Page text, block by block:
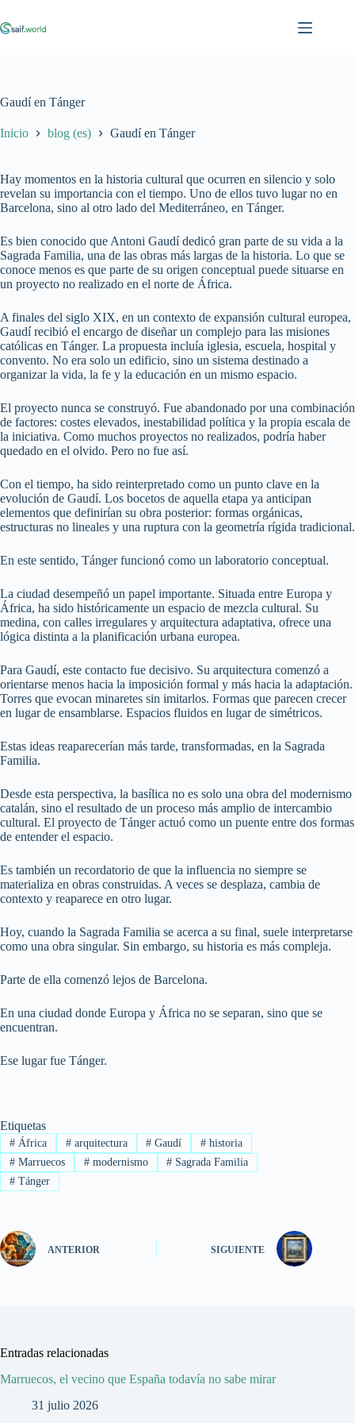
al
contenido
Gaudí en Tánger
Inicio blog (es) Gaudí en Tánger
Hay momentos en la historia cultural que ocurren en silencio y solo
revelan su importancia con el tiempo. Uno de ellos tuvo lugar no en
Barcelona, sino al otro lado del Mediterráneo, en Tánger.
Es bien conocido que Antoni Gaudí dedicó gran parte de su vida a la
Sagrada Familia, una de las obras más largas de la historia. Lo que se
conoce menos es que parte de su origen conceptual puede situarse en
un proyecto no realizado en el norte de África.
A finales del siglo XIX, en un contexto de expansión cultural europea,
Gaudí recibió el encargo de diseñar un complejo para las misiones
católicas en Tánger. La propuesta incluía iglesia, escuela, hospital y
convento. No era solo un edificio, sino un sistema destinado a
organizar la vida, la fe y la educación en un mismo espacio.
El proyecto nunca se construyó. Fue abandonado por una combinación
de factores: costes elevados, inestabilidad política y la propia escala de
la iniciativa. Como muchos proyectos no realizados, podría haber
quedado en el olvido. Pero no fue así.
Con el tiempo, ha sido reinterpretado como un punto clave en la
evolución de Gaudí. Los bocetos de aquella etapa ya anticipan
elementos que definirían su obra posterior: formas orgánicas,
estructuras no lineales y una ruptura con la geometría rígida tradicional.
En este sentido, Tánger funcionó como un laboratorio conceptual.
La ciudad desempeñó un papel importante. Situada entre Europa y
África, ha sido históricamente un espacio de mezcla cultural. Su
medina, con calles irregulares y arquitectura adaptativa, ofrece una
lógica distinta a la planificación urbana europea.
Para Gaudí, este contacto fue decisivo. Su arquitectura comenzó a
orientarse menos hacia la imposición formal y más hacia la adaptación.
Torres que evocan minaretes sin imitarlos. Formas que parecen crecer
en lugar de ensamblarse. Espacios fluidos en lugar de simétricos.
Estas ideas reaparecerían más tarde, transformadas, en la Sagrada
Familia.
Desde esta perspectiva, la basílica no es solo una obra del modernismo
catalán, sino el resultado de un proceso más amplio de intercambio
cultural. El proyecto de Tánger actuó como un puente entre dos formas
de entender el espacio.
Es también un recordatorio de que la influencia no siempre se
materializa en obras construidas. A veces se desplaza, cambia de
contexto y reaparece en otro lugar.
Hoy, cuando la Sagrada Familia se acerca a su final, suele interpretarse
como una obra singular. Sin embargo, su historia es más compleja.
Parte de ella comenzó lejos de Barcelona.
En una ciudad donde Europa y África no se separan, sino que se
encuentran.
Ese lugar fue Tánger.
Etiquetas
#África #arquitectura # Gaudí # historia
#Marruecos #modernismo # Sagrada Familia
#Tánger
ANTERIOR SIGUIENTE
Entradas relacionadas
Marruecos, el vecino que España todavía no sabe mirar
31 julio 2026